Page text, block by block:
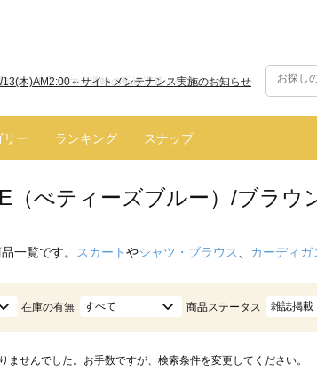
13(木)AM2:00～サイトメンテナンス実施のお知らせ
リー ランキング スナップ
（べティーズブルー）/ブラウ
一覧です。 スカートやシャツ・ブラウス カーディガ
在庫の有無 すべて 商品ステータス 雑誌掲載
ませんでした。お手数ですが、検索条件を変更してください。